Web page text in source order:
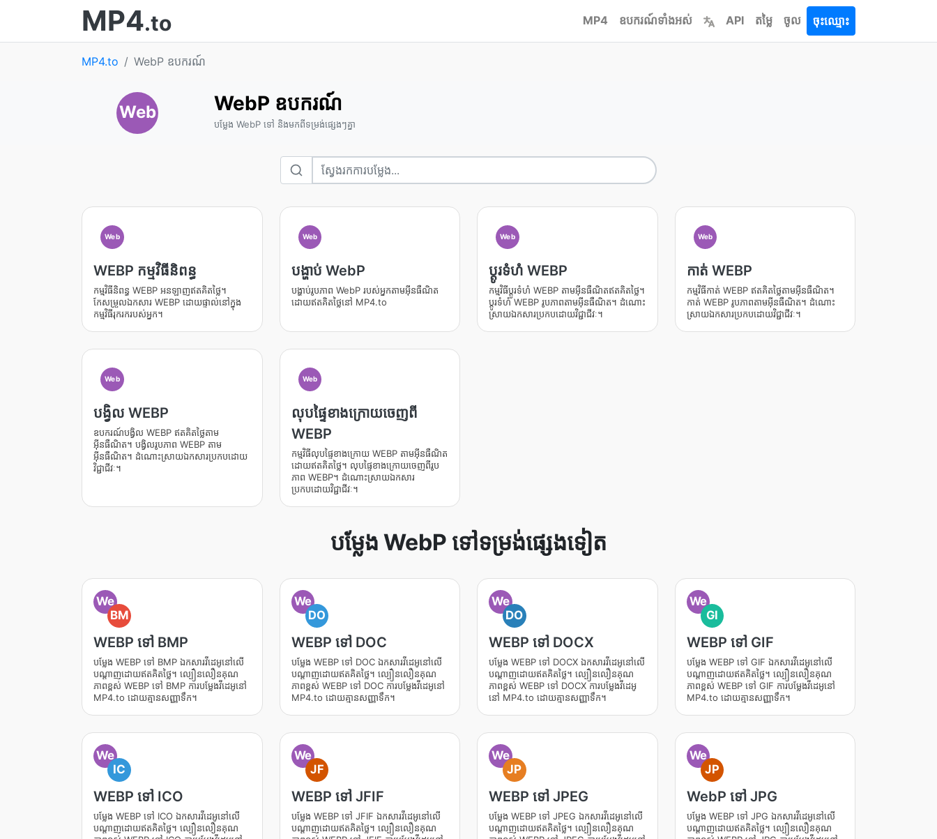
MP4.to MP4 ឧបករណ៍​ទាំងអស់ API តម្លៃ ចូល ចុះឈ្មោះ
MP4.to WebP ឧបករណ៍
Web WebP ឧបករណ៍
បម្លែង WebP ទៅ និងមកពីទម្រង់ផ្សេងៗគ្នា
Web
WEBP កម្មវិធីនិពន្ធ
កម្មវិធីនិពន្ធ WEBP អនឡាញឥតគិតថ្លៃ។
កែសម្រួលឯកសារ WEBP ដោយផ្ទាល់នៅក្នុង
កម្មវិធីរុករករបស់អ្នក។
Web
បង្ហាប់ WebP
បង្ហាប់រូបភាព WebP របស់អ្នកតាមអ៊ីនធឺណិត
ដោយឥតគិតថ្លៃនៅ MP4.to
Web
ប្ដូរ​ទំហំ WEBP
កម្មវិធី​ប្ដូរ​ទំហំ WEBP តាម​អ៊ីនធឺណិត​ឥត​គិត​ថ្លៃ។
ប្ដូរ​ទំហំ WEBP រូបភាព​តាម​អ៊ីនធឺណិត។ ដំណោះ
ស្រាយ​ឯកសារ​ប្រកប​ដោយ​វិជ្ជាជីវៈ។
Web
កាត់ WEBP
កម្មវិធីកាត់ WEBP ឥតគិតថ្លៃតាមអ៊ីនធឺណិត។
កាត់ WEBP រូបភាពតាមអ៊ីនធឺណិត។ ដំណោះ
ស្រាយឯកសារប្រកបដោយវិជ្ជាជីវៈ។
Web
បង្វិល WEBP
ឧបករណ៍បង្វិល WEBP ឥតគិតថ្លៃតាម
អ៊ីនធឺណិត។ បង្វិលរូបភាព WEBP តាម
អ៊ីនធឺណិត។ ដំណោះស្រាយឯកសារប្រកបដោយ
វិជ្ជាជីវៈ។
Web
លុបផ្ទៃខាងក្រោយចេញពី
WEBP
កម្មវិធីលុបផ្ទៃខាងក្រោយ WEBP តាមអ៊ីនធឺណិត
ដោយឥតគិតថ្លៃ។ លុបផ្ទៃខាងក្រោយចេញពីរូប
ភាព WEBP។ ដំណោះស្រាយឯកសារ
ប្រកបដោយវិជ្ជាជីវៈ។
បម្លែង WebP ទៅទម្រង់ផ្សេងទៀត
We
BM
WEBP ទៅ BMP
បម្លែង WEBP ទៅ BMP ឯកសារវីដេអូនៅលើ
បណ្តាញដោយឥតគិតថ្លៃ។ ល្បឿនលឿនគុណ
ភាពខ្ពស់ WEBP ទៅ BMP ការបម្លែងវីដេអូនៅ
MP4.to ដោយគ្មានសញ្ញាទឹក។
We
DO
WEBP ទៅ DOC
បម្លែង WEBP ទៅ DOC ឯកសារវីដេអូនៅលើ
បណ្តាញដោយឥតគិតថ្លៃ។ ល្បឿនលឿនគុណ
ភាពខ្ពស់ WEBP ទៅ DOC ការបម្លែងវីដេអូនៅ
MP4.to ដោយគ្មានសញ្ញាទឹក។
We
DO
WEBP ទៅ DOCX
បម្លែង WEBP ទៅ DOCX ឯកសារវីដេអូនៅលើ
បណ្តាញដោយឥតគិតថ្លៃ។ ល្បឿនលឿនគុណ
ភាពខ្ពស់ WEBP ទៅ DOCX ការបម្លែងវីដេអូ
នៅ MP4.to ដោយគ្មានសញ្ញាទឹក។
We
GI
WEBP ទៅ GIF
បម្លែង WEBP ទៅ GIF ឯកសារវីដេអូនៅលើ
បណ្តាញដោយឥតគិតថ្លៃ។ ល្បឿនលឿនគុណ
ភាពខ្ពស់ WEBP ទៅ GIF ការបម្លែងវីដេអូនៅ
MP4.to ដោយគ្មានសញ្ញាទឹក។
We
IC
WEBP ទៅ ICO
បម្លែង WEBP ទៅ ICO ឯកសារវីដេអូនៅលើ
បណ្តាញដោយឥតគិតថ្លៃ។ ល្បឿនលឿនគុណ
We
JF
WEBP ទៅ JFIF
បម្លែង WEBP ទៅ JFIF ឯកសារវីដេអូនៅលើ
បណ្តាញដោយឥតគិតថ្លៃ។ ល្បឿនលឿនគុណ
We
JP
WEBP ទៅ JPEG
បម្លែង WEBP ទៅ JPEG ឯកសារវីដេអូនៅលើ
បណ្តាញដោយឥតគិតថ្លៃ។ ល្បឿនលឿនគុណ
We
JP
WebP ទៅ JPG
បម្លែង WEBP ទៅ JPG ឯកសារវីដេអូនៅលើ
បណ្តាញដោយឥតគិតថ្លៃ។ ល្បឿនលឿនគុណ